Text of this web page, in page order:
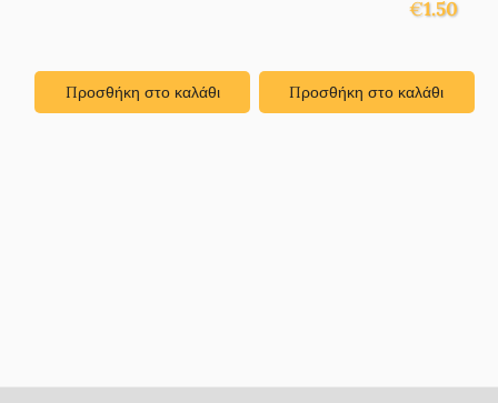
Προσθήκη στο καλάθι
€1.50
Προσθήκη στο καλάθι